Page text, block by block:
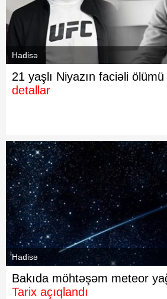
Hadisə
21 yaşlı Niyazın faciəli ölümü
detallar
Hadisə
Bakıda möhtəşəm meteor
Tarix açıqlandı